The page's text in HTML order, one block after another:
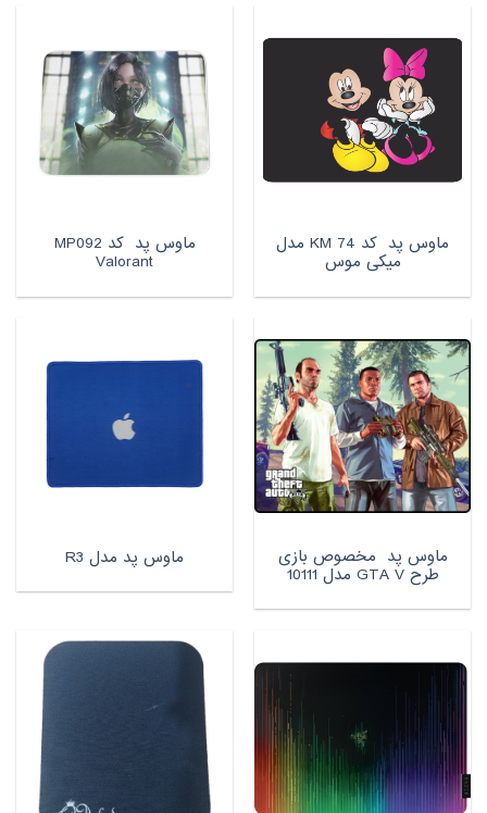
ماوس پد کد KM 74 مدل
میکی موس
ماوس پد کد MP092
Valorant
ماوس پد مخصوص بازی
طرح GTA V مدل 10111
ماوس پد مدل R3